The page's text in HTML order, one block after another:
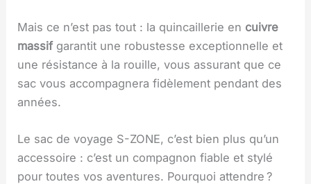
Mais ce n’est pas tout : la quincaillerie en cuivre
massifgarantit une robustesse exceptionnelle et
une résistance à la rouille, vous assurant que ce
sac vous accompagnera fidèlement pendant des
années.
Le sac de voyage S-ZONE, c’est bien plus qu’un
accessoire : c’est un compagnon fiable et stylé
pour toutes vos aventures. Pourquoi attendre ?